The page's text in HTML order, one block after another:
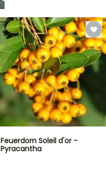
Feuerdorn Soleil d'or -
Pyracantha